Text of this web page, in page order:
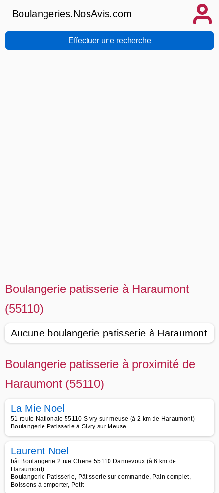
Boulangeries.NosAvis.com
Effectuer une recherche
Boulangerie patisserie à Haraumont
(55110)
Aucune boulangerie patisserie à Haraumont
Boulangerie patisserie à proximité de
Haraumont (55110)
La Mie Noel
51 route Nationale 55110 Sivry sur meuse (à 2 km de Haraumont)
Boulangerie Patisserie à Sivry sur Meuse
Laurent Noel
bât Boulangerie 2 rue Chene 55110 Dannevoux (à 6 km de
Haraumont)
Boulangerie Patisserie, Pâtisserie sur commande, Pain complet,
Boissons à emporter, Petit